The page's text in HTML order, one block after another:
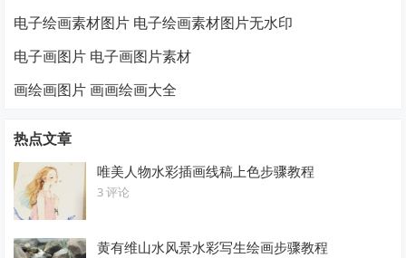
电子绘画素材图片 电子绘画素材图片无水印
电子画图片 电子画图片素材
画绘画图片 画画绘画大全
热点文章
唯美人物水彩插画线稿上色步骤教程
3 评论
黄有维山水风景水彩写生绘画步骤教程